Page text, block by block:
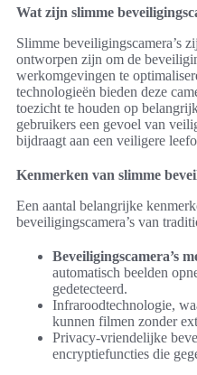
Wat zijn slimme
Slimme beveiligingscamera’s
ontworpen zijn om de
werkomgevingen te
technologieën bieden deze
toezicht te houden op
gebruikers een gevoel van
bijdraagt aan een veiligere
Kenmerken van slimme
Een aantal belangrijke
beveiligingscamera’s van
Beveiligingscamera’s
automatisch beelden
gedetecteerd.
Infraroodtechnologie,
kunnen filmen zonder
Privacy-vriendelijke
encryptiefuncties die